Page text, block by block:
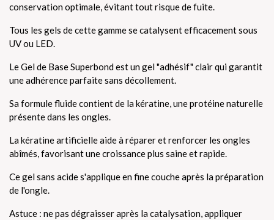
conservation optimale, évitant tout risque de fuite.
Tous les gels de cette gamme se catalysent efficacement sous
UV ou LED.
Le Gel de Base Superbond est un gel "adhésif" clair qui garantit
une adhérence parfaite sans décollement.
Sa formule fluide contient de la kératine, une protéine naturelle
présente dans les ongles.
La kératine artificielle aide à réparer et renforcer les ongles
abîmés, favorisant une croissance plus saine et rapide.
Ce gel sans acide s'applique en fine couche après la préparation
de l'ongle.
Astuce : ne pas dégraisser après la catalysation, appliquer